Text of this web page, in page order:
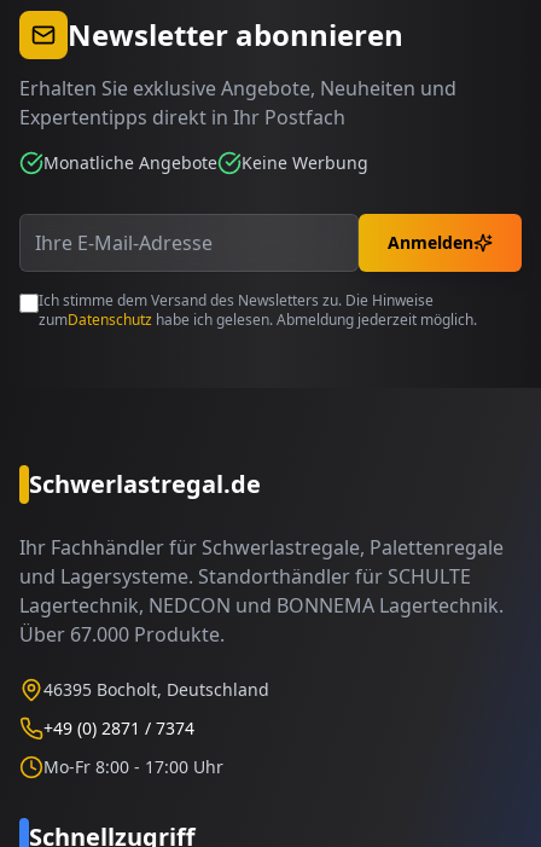
Newsletter abonnieren
Erhalten Sie exklusive Angebote, Neuheiten und
Expertentipps direkt in Ihr Postfach
Monatliche Angebote Keine Werbung
Anmelden
Ich stimme dem Versand des Newsletters zu. Die Hinweise
zumDatenschutz habe ich gelesen. Abmeldung jederzeit möglich.
Schwerlastregal.de
Ihr Fachhändler für Schwerlastregale, Palettenregale
und Lagersysteme. Standorthändler für SCHULTE
Lagertechnik, NEDCON und BONNEMA Lagertechnik.
Über 67.000 Produkte.
46395 Bocholt, Deutschland
+49 (0) 2871 / 7374
Mo-Fr 8:00 - 17:00 Uhr
Schnellzugriff